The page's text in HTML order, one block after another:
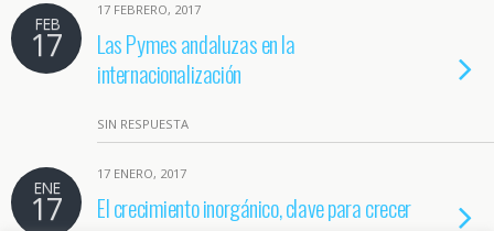
FEB
17
17 FEBRERO, 2017
Las Pymes andaluzas en la
internacionalización
SIN RESPUESTA
ENE
17
17 ENERO, 2017
El crecimiento inorgánico, clave para crecer